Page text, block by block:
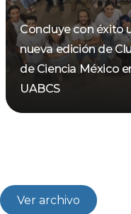
Concluye con éxito
nueva edición de
de Ciencia México
UABCS
Ver archivo